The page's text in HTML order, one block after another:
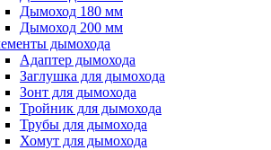
Дымоход 180 мм
Дымоход 200 мм
дымохода
Адаптер дымохода
Заглушка для дымохода
Зонт для дымохода
Тройник для дымохода
Трубы для дымохода
Хомут для дымохода